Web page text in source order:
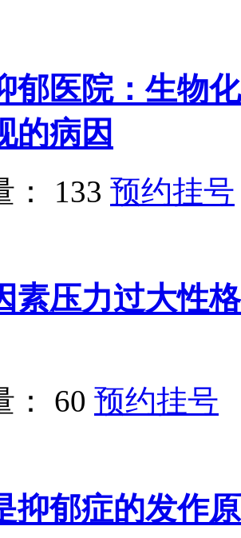
郁医院：生物
的病因
： 133 预约挂号
素压力过大性
： 60 预约挂号
抑郁症的发作